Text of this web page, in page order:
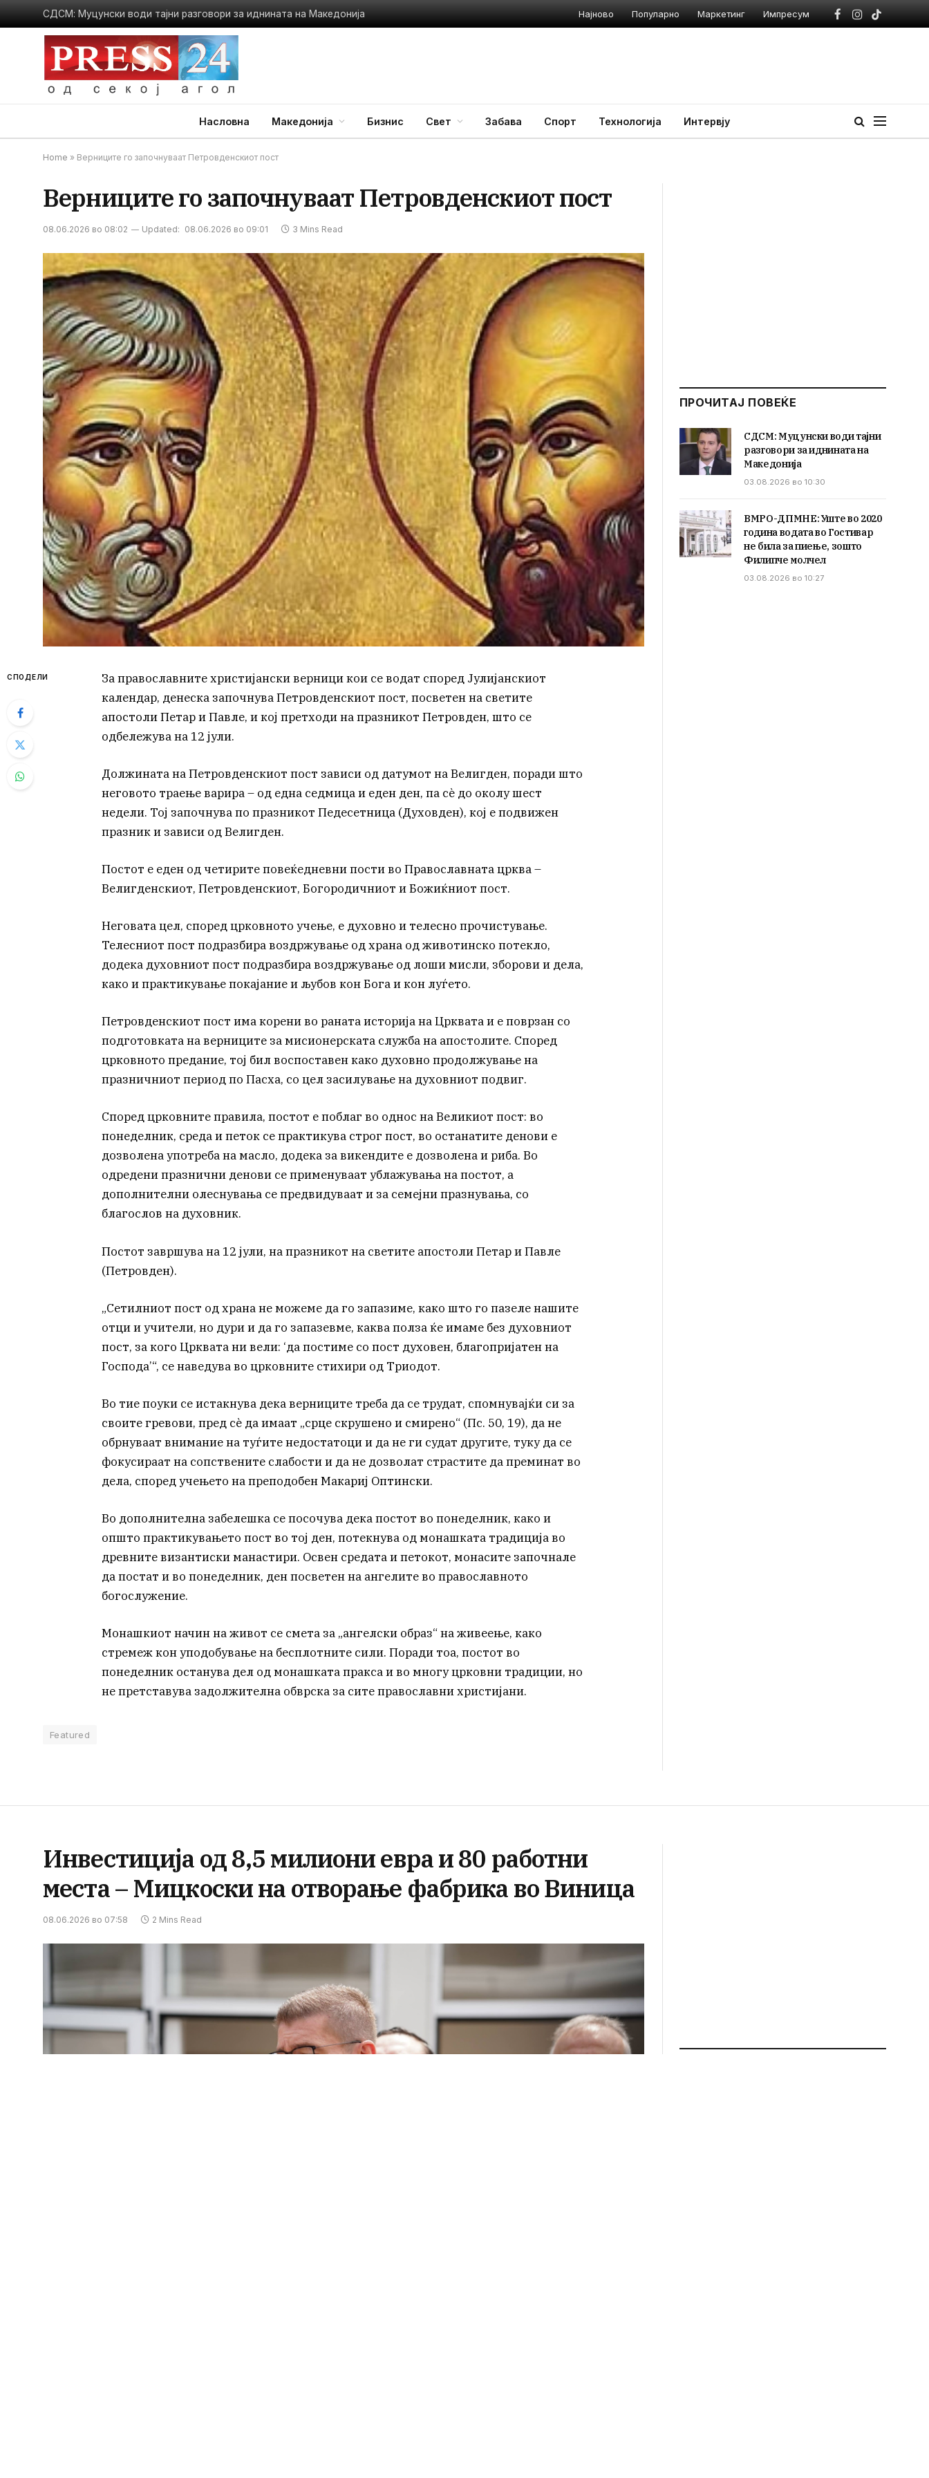
Најново Популарно Маркетинг Импресум
Facebook
Instagram
TikTok
Насловна Македонија Бизнис Свет Забава Спорт Технологија Интервју
Home » Верниците го започнуваат Петровденскиот пост
Верниците го започнуваат Петровденскиот пост
08.06.2026 во 08:02 Updated: 08.06.2026 во 09:01 3 Mins Read
СПОДЕЛИ
За православните христијански верници кои се водат според Јулијанскиот
календар, денеска започнува Петровденскиот пост, посветен на светите
апостоли Петар и Павле, и кој претходи на празникот Петровден, што се
одбележува на 12 јули.
Должината на Петровденскиот пост зависи од датумот на Велигден, поради што
неговото траење варира – од една седмица и еден ден, па сè до околу шест
недели. Тој започнува по празникот Педесетница (Духовден), кој е подвижен
празник и зависи од Велигден.
Постот е еден од четирите повеќедневни пости во Православната црква –
Велигденскиот, Петровденскиот, Богородичниот и Божиќниот пост.
Неговата цел, според црковното учење, е духовно и телесно прочистување.
Телесниот пост подразбира воздржување од храна од животинско потекло,
додека духовниот пост подразбира воздржување од лоши мисли, зборови и дела,
како и практикување покајание и љубов кон Бога и кон луѓето.
Петровденскиот пост има корени во раната историја на Црквата и е поврзан со
подготовката на верниците за мисионерската служба на апостолите. Според
црковното предание, тој бил воспоставен како духовно продолжување на
празничниот период по Пасха, со цел засилување на духовниот подвиг.
Според црковните правила, постот е поблаг во однос на Великиот пост: во
понеделник, среда и петок се практикува строг пост, во останатите денови е
дозволена употреба на масло, додека за викендите е дозволена и риба. Во
одредени празнични денови се применуваат ублажувања на постот, а
дополнителни олеснувања се предвидуваат и за семејни празнувања, со
благослов на духовник.
Постот завршува на 12 јули, на празникот на светите апостоли Петар и Павле
(Петровден).
„Сетилниот пост од храна не можеме да го запазиме, како што го пазеле нашите
отци и учители, но дури и да го запазевме, каква полза ќе имаме без духовниот
пост, за кого Црквата ни вели: ‘да постиме со пост духовен, благопријатен на
Господа’“, се наведува во црковните стихири од Триодот.
Во тие поуки се истакнува дека верниците треба да се трудат, спомнувајќи си за
своите гревови, пред сè да имаат „срце скрушено и смирено“ (Пс. 50, 19), да не
обрнуваат внимание на туѓите недостатоци и да не ги судат другите, туку да се
фокусираат на сопствените слабости и да не дозволат страстите да преминат во
дела, според учењето на преподобен Макариј Оптински.
Во дополнителна забелешка се посочува дека постот во понеделник, како и
општо практикувањето пост во тој ден, потекнува од монашката традиција во
древните византиски манастири. Освен средата и петокот, монасите започнале
да постат и во понеделник, ден посветен на ангелите во православното
богослужение.
Монашкиот начин на живот се смета за „ангелски образ“ на живеење, како
стремеж кон уподобување на бесплотните сили. Поради тоа, постот во
понеделник останува дел од монашката пракса и во многу црковни традиции, но
не претставува задолжителна обврска за сите православни христијани.
Featured
ПРОЧИТАЈ ПОВЕЌЕ
СДСМ: Муцунски води тајни
разговори за иднината на
Македонија
03.08.2026 во 10:30
ВМРО-ДПМНЕ: Уште во 2020
година водата во Гостивар
не била за пиење, зошто
Филипче молчел
03.08.2026 во 10:27
Инвестиција од 8,5 милиони евра и 80 работни
места – Мицкоски на отворање фабрика во Виница
08.06.2026 во 07:58 2 Mins Read